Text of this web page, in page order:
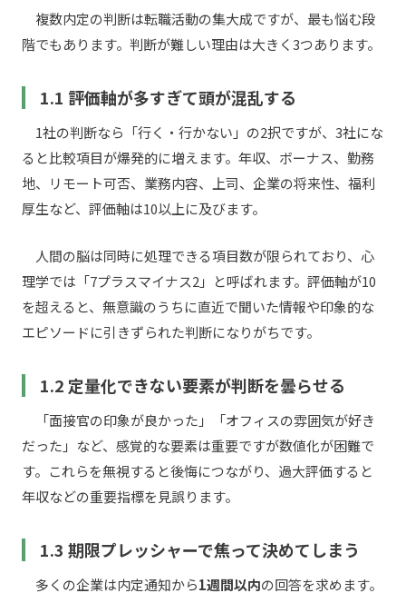
複数内定の判断は転職活動の集大成ですが、最も悩む段
階でもあります。判断が難しい理由は大きく3つあります。
1.1 評価軸が多すぎて頭が混乱する
1社の判断なら「行く・行かない」の2択ですが、3社にな
ると比較項目が爆発的に増えます。年収、ボーナス、勤務
地、リモート可否、業務内容、上司、企業の将来性、福利
厚生など、評価軸は10以上に及びます。
人間の脳は同時に処理できる項目数が限られており、心
理学では「7プラスマイナス2」と呼ばれます。評価軸が10
を超えると、無意識のうちに直近で聞いた情報や印象的な
エピソードに引きずられた判断になりがちです。
1.2 定量化できない要素が判断を曇らせる
「面接官の印象が良かった」「オフィスの雰囲気が好き
だった」など、感覚的な要素は重要ですが数値化が困難で
す。これらを無視すると後悔につながり、過大評価すると
年収などの重要指標を見誤ります。
1.3 期限プレッシャーで焦って決めてしまう
多くの企業は内定通知から1週間以内の回答を求めます。